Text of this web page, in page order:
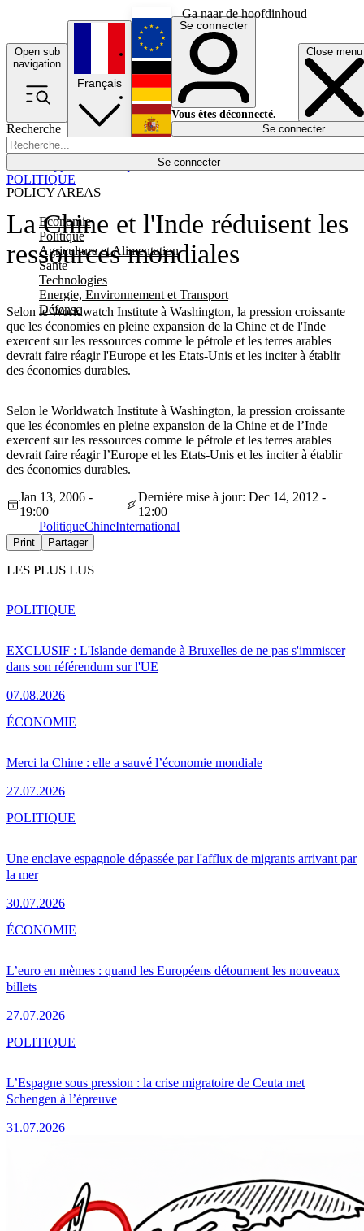
Ga naar de hoofdinhoud
Open sub
navigation
Close menu
Recherche
Se connecter
POLICY AREAS
Economie
Politique
Agriculture et Alimentation
Santé
Technologies
Energie, Environnement et Transport
Défense
Économie
Français
English
Deutsch
Español
Se connecter
Vous êtes déconnecté.
Se connecter
La Chine et l'Inde réduisent les
ressources mondiales
Selon le Worldwatch Institute à Washington, la pression croissante
que les économies en pleine expansion de la Chine et de l'Inde
exercent sur les ressources comme le pétrole et les terres arables
devrait faire réagir l'Europe et les Etats-Unis et les inciter à établir
des économies durables.
POLITIQUE
Selon le Worldwatch Institute à Washington, la pression croissante
que les économies en pleine expansion de la Chine et de l’Inde
exercent sur les ressources comme le pétrole et les terres arables
devrait faire réagir l’Europe et les Etats-Unis et les inciter à établir
des économies durables.
Jan 13, 2006 -
19:00
Dernière mise à jour: Dec 14, 2012 -
12:00
PolitiqueChineInternational
Print Partager
LES PLUS LUS
EXCLUSIF : L'Islande demande à Bruxelles de ne pas s'immiscer
dans son référendum sur l'UE
07.08.2026
POLITIQUE
Merci la Chine : elle a sauvé l’économie mondiale
27.07.2026
ÉCONOMIE
Une enclave espagnole dépassée par l'afflux de migrants arrivant par
la mer
30.07.2026
POLITIQUE
L’euro en mèmes : quand les Européens détournent les nouveaux
billets
27.07.2026
ÉCONOMIE
L’Espagne sous pression : la crise migratoire de Ceuta met
Schengen à l’épreuve
31.07.2026
POLITIQUE